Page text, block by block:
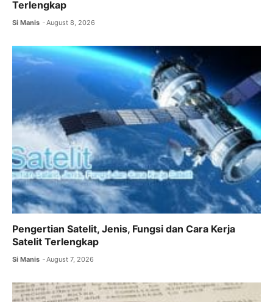
Terlengkap
Si Manis August 8, 2026
Pengertian Satelit, Jenis, Fungsi dan Cara Kerja
Satelit Terlengkap
Si Manis August 7, 2026